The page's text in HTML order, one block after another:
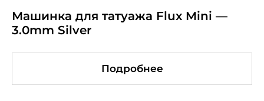
Машинка для татуажа Flux Mini —
3.0mm Silver
Подробнее